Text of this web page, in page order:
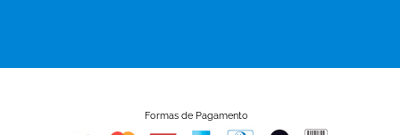
Formas de Pagamento